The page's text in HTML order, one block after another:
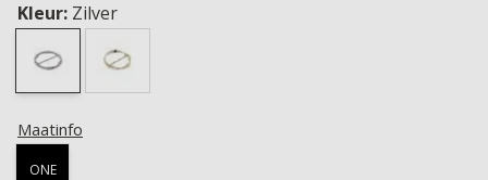
Kleur: Zilver
Maatinfo
ONE